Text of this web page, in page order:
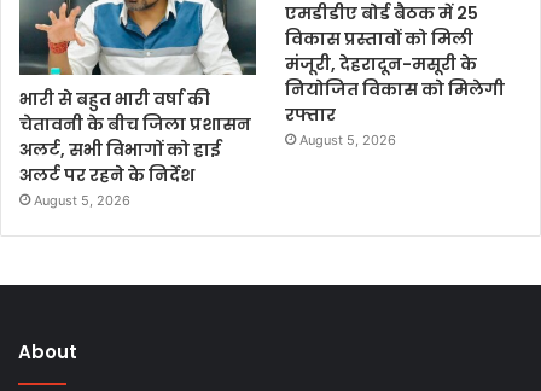
भारी से बहुत भारी वर्षा की
चेतावनी के बीच जिला प्रशासन
अलर्ट, सभी विभागों को हाई
अलर्ट पर रहने के निर्देश
August 5, 2026
एमडीडीए बोर्ड बैठक में 25
विकास प्रस्तावों को मिली
मंजूरी, देहरादून-मसूरी के
नियोजित विकास को मिलेगी
रफ्तार
August 5, 2026
About